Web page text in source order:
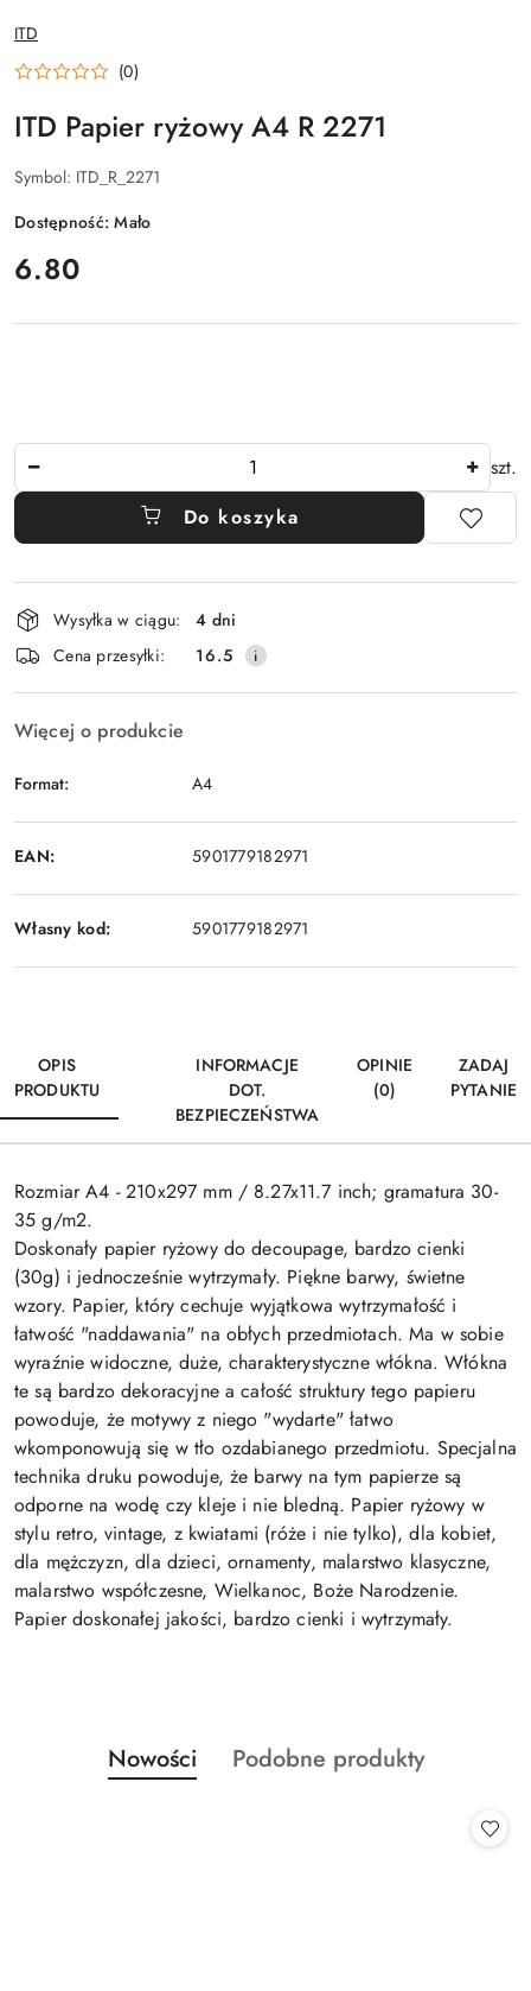
NAZWA
PRODUCENTA:
ITD
(0)
ITD Papier ryżowy A4 R 2271
Symbol: ITD_R_2271
Dostępność:Mało
cena:
6.80
szt.
Do koszyka
Dostępność
i
dostawa
Wysyłka w ciągu:
4 dni
Cena przesyłki:
16.5
Więcej o produkcie
Format: A4
EAN: 5901779182971
Własny kod: 5901779182971
OPIS
PRODUKTU
INFORMACJE
DOT.
BEZPIECZEŃSTWA
OPINIE
(0)
ZADAJ
PYTANIE
Rozmiar A4 - 210x297 mm / 8.27x11.7 inch; gramatura 30-
35 g/m2.
Doskonały papier ryżowy do decoupage, bardzo cienki
(30g) i jednocześnie wytrzymały. Piękne barwy, świetne
wzory. Papier, który cechuje wyjątkowa wytrzymałość i
łatwość "naddawania" na obłych przedmiotach. Ma w sobie
wyraźnie widoczne, duże, charakterystyczne włókna. Włókna
te są bardzo dekoracyjne a całość struktury tego papieru
powoduje, że motywy z niego "wydarte" łatwo
wkomponowują się w tło ozdabianego przedmiotu. Specjalna
technika druku powoduje, że barwy na tym papierze są
odporne na wodę czy kleje i nie bledną. Papier ryżowy w
stylu retro, vintage, z kwiatami (róże i nie tylko), dla kobiet,
dla mężczyzn, dla dzieci, ornamenty, malarstwo klasyczne,
malarstwo współczesne, Wielkanoc, Boże Narodzenie.
Papier doskonałej jakości, bardzo cienki i wytrzymały.
Pomiń karuzelę produktów
Produkty
o
Nowości
Produkty
Podobne produkty